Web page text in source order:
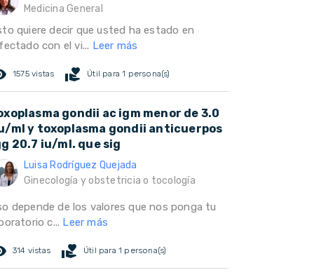
Medicina General
quiere decir que usted ha estado en
con el vi... Leer más
1575 vistas volunteer_activism Útil para 1 persona(s)
gondii ac igm menor de 3.0
ml y toxoplasma gondii anticuerpos
20.7 iu/ml. que sig
Luisa Rodríguez Quejada
Ginecología y obstetricia o tocología
depende de los valores que nos ponga tu
c... Leer más
314 vistas volunteer_activism Útil para 1 persona(s)